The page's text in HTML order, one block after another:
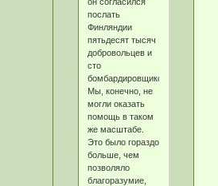
послать
Финляндии
пятьдесят тысяч
добровольцев и
сто
бомбардировщиков.
Мы, конечно, не
могли оказать
помощь в таком
же масштабе.
Это было гораздо
больше, чем
позволяло
благоразумие,